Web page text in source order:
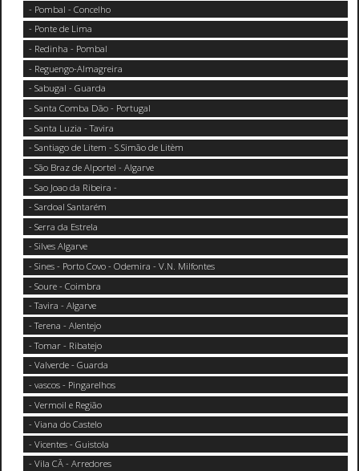
- Pombal - Concelho
- Ponte de Lima
- Redinha - Pombal
- Reguengo-Almagreira
- Sabugal - Guarda
- Santa Comba Dão - Portugal
- Santa Luzia - Tavira
- Santiago de Litem - S.Simão de Litèm
- São Braz de Alportel - Algarve
- Sao Joao da Ribeira -
- Sardoal Santarém
- Serra da Estrela
- Silves Algarve
- Sines - Porto Covo - Odemira - V.N. Milfontes
- Soure - Coimbra
- Tavira - Algarve
- Terena - Alentejo
- Tomar - Ribatejo
- Valverde - Guarda
- vascos - Pingarelhos
- Vermoil e Região
- Viana do Castelo
- Vicentes - Guistola
- Vila CÃ - Arredores